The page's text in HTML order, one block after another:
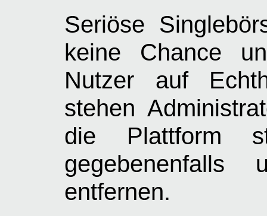
Seriöse
keine Chance
Nutzer auf
stehen
die Plattform
gegebenenfalls
entfernen.